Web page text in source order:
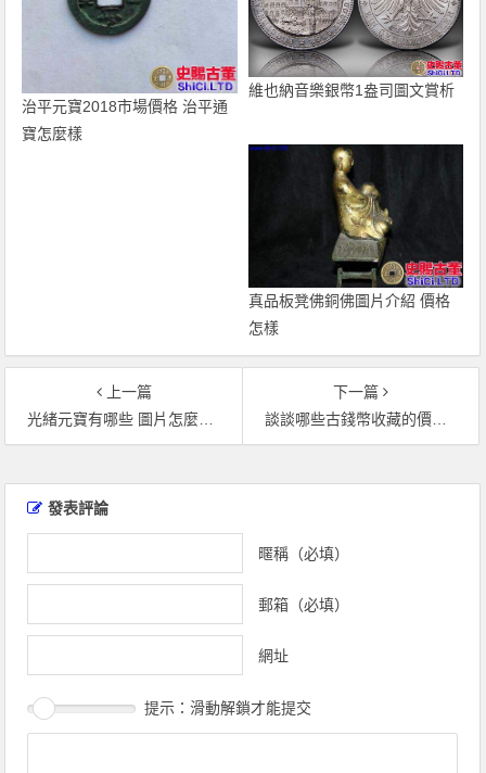
治平元寶2018市場價格 治平通
寶怎麼樣
維也納音樂銀幣1盎司圖文賞析
真品板凳佛銅佛圖片介紹 價格
怎樣
上一篇
光緒元寶有哪些 圖片怎麼樣的
下一篇
談談哪些古錢幣收藏的價值高呢
發表評論
暱稱（必填）
郵箱（必填）
網址
提示：滑動解鎖才能提交